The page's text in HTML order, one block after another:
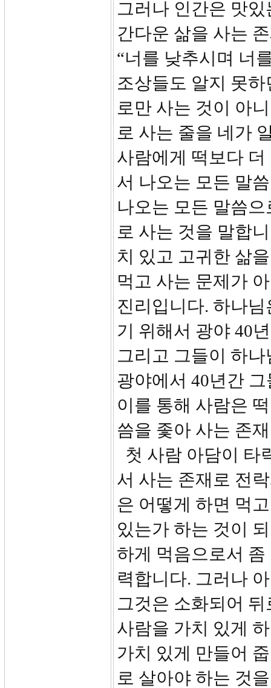
그러나 인간은 맛
간다운 삶을 사는
“너를 낮추시며 너
조상들도 알지 못
로만 사는 것이 아
로 사는 줄을 네가
사람에게 떡보다
서 나오는 모든 말
나오는 모든 말씀
로 사는 것을 말합
치 있고 고귀한 삶
먹고 사는 문제가
진리입니다. 하나
기 위해서 광야 40
그리고 그들이 하
광야에서 40년간
이를 통해 사람은
씀을 좇아 사는 존
첫 사람 아담이 타
서 사는 존재로 전
은 어떻게 하면 먹
있는가 하는 것이
하게 먹음으로서
력합니다. 그러나
그것은 소화되어
사람을 가치 있게
가치 있게 만들어
로 살아야 하는 것